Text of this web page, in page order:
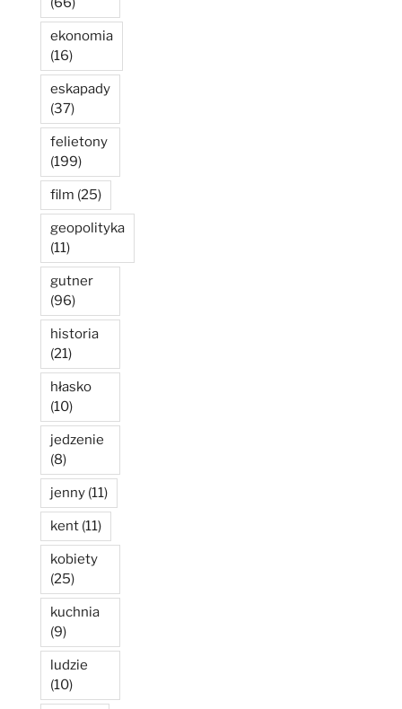
ekonomia
(16)
eskapady
(37)
felietony
(199)
film (25)
geopolityka
(11)
gutner
(96)
historia
(21)
hłasko
(10)
jedzenie
(8)
jenny (11)
kent (11)
kobiety
(25)
kuchnia
(9)
ludzie
(10)